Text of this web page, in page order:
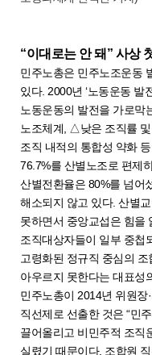
“이대로는 안 돼” 사상
민주노총은 민주노조운동
있다. 2000년 ‘노동운동 발
노동운동의 발전을 가로
노조체계, △낮은 조직률
조직 내적의 통합성 약화
76.7%를 산별노조로 편제
산별전환율은 80%를 넘어
해소되지 않고 있다. 산별
못하면서 중앙교섭은 힘을
조직대상자들이 일부 중첩
고령화된 정규직 중심의
아우르지 못한다는 대표성
민주노총이 2014년 위원장
직선제로 선출한 것은 “민
끌어올리고 비민주적 조직
실렸기 때문이다. 조합원